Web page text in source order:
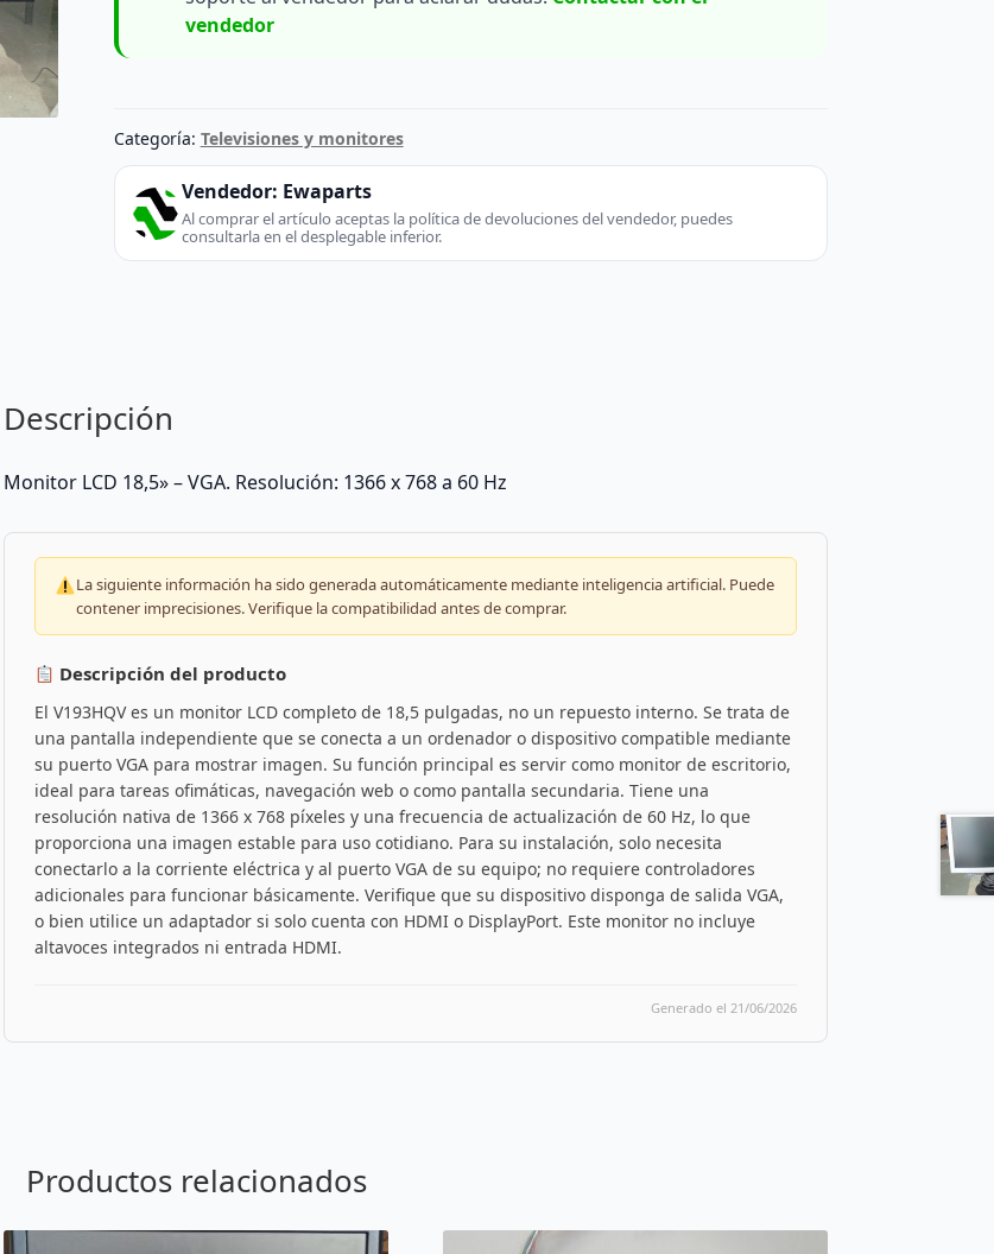
vendedor
Categoría: Televisiones y monitores
Vendedor: Ewaparts
Al comprar el artículo aceptas la política de devoluciones del vendedor, puedes
consultarla en el desplegable inferior.
Descripción
Monitor LCD 18,5» – VGA. Resolución: 1366 x 768 a 60 Hz
La siguiente información ha sido generada automáticamente mediante inteligencia artificial. Puede
contener imprecisiones. Verifique la compatibilidad antes de comprar.
Descripción del producto
El V193HQV es un monitor LCD completo de 18,5 pulgadas, no un repuesto interno. Se trata de
una pantalla independiente que se conecta a un ordenador o dispositivo compatible mediante
su puerto VGA para mostrar imagen. Su función principal es servir como monitor de escritorio,
ideal para tareas ofimáticas, navegación web o como pantalla secundaria. Tiene una
resolución nativa de 1366 x 768 píxeles y una frecuencia de actualización de 60 Hz, lo que
proporciona una imagen estable para uso cotidiano. Para su instalación, solo necesita
conectarlo a la corriente eléctrica y al puerto VGA de su equipo; no requiere controladores
adicionales para funcionar básicamente. Verifique que su dispositivo disponga de salida VGA,
o bien utilice un adaptador si solo cuenta con HDMI o DisplayPort. Este monitor no incluye
altavoces integrados ni entrada HDMI.
Generado el 21/06/2026
Productos relacionados